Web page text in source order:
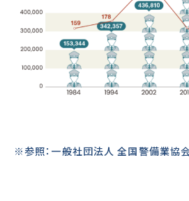
※参照：一般社団法人 全国警備業